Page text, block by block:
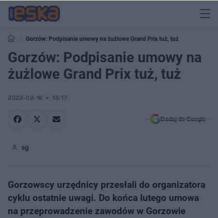
Gorzów: Podpisanie umowy na żużlowe Grand Prix tuż, tuż
Gorzów: Podpisanie umowy na
żużlowe Grand Prix tuż, tuż
2022-02-18 13:17
Dodaj do Google
sg
Gorzowscy urzędnicy przesłali do organizatora
cyklu ostatnie uwagi. Do końca lutego umowa
na przeprowadzenie zawodów w Gorzowie